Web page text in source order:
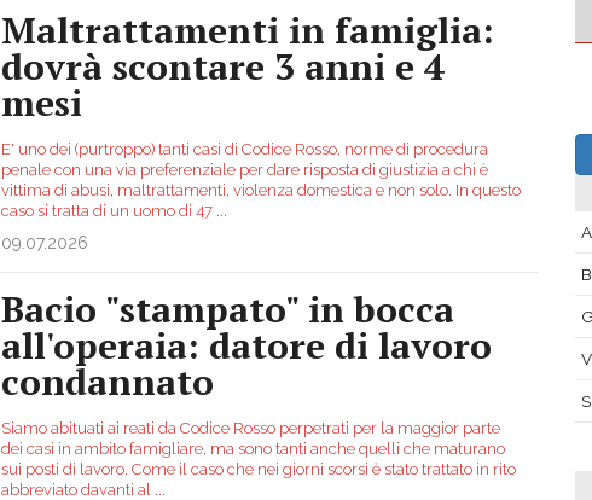
Maltrattamenti in famiglia:
dovrà scontare 3 anni e 4
mesi
E' uno dei (purtroppo) tanti casi di Codice Rosso, norme di procedura
penale con una via preferenziale per dare risposta di giustizia a chi è
vittima di abusi, maltrattamenti, violenza domestica e non solo. In questo
caso si tratta di un uomo di 47
09.07.2026
Bacio "stampato" in bocca
all'operaia: datore di lavoro
condannato
Siamo abituati ai reati da Codice Rosso perpetrati per la maggior parte
dei casi in ambito famigliare, ma sono tanti anche quelli che maturano
sui posti di lavoro. Come il caso che nei giorni scorsi è stato trattato in rito
abbreviato davanti al